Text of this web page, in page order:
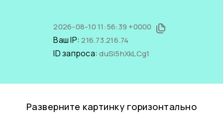
2026-08-10 11:56:39 +0000
Ваш IP:216.73.216.74
ID запроса:duSi5hXkLCg1
Разверните картинку горизонтально